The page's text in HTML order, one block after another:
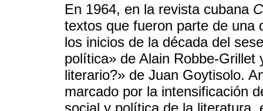
En 1964, en la revista cubana
textos que fueron parte de una
los inicios de la década del
política» de Alain Robbe-
literario?» de Juan Goytisolo.
marcado por la intensificación
social y política de la literatura,